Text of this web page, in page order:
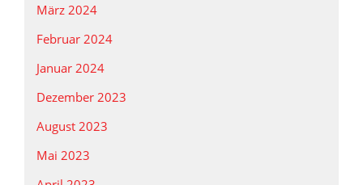
März 2024
Februar 2024
Januar 2024
Dezember 2023
August 2023
Mai 2023